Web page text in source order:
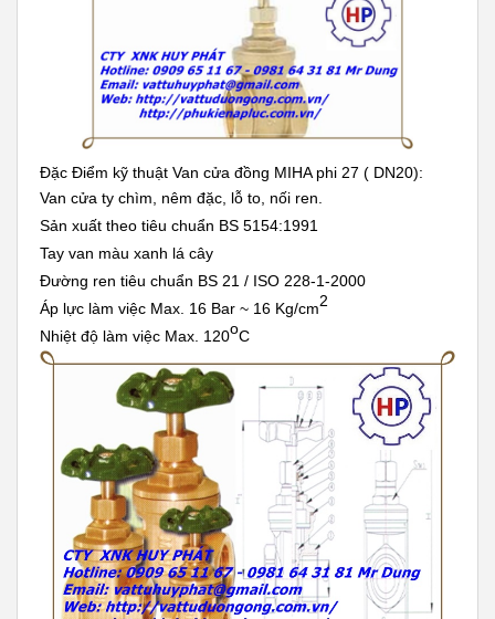
Đặc Điểm kỹ thuật Van cửa đồng MIHA phi 27 ( DN20):
Van cửa ty chìm, nêm đặc, lỗ to, nối ren.
Sản xuất theo tiêu chuẩn BS 5154:1991
Tay van màu xanh lá cây
Đường ren tiêu chuẩn BS 21 / ISO 228-1-2000
Áp lực làm việc Max. 16 Bar ~ 16 Kg/cm2
Nhiệt độ làm việc Max. 120oC